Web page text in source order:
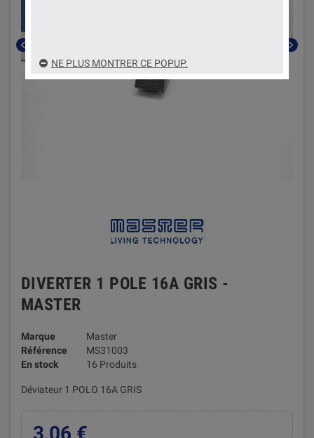
chevron_left chevron_right
DIVERTER 1 POLE 16A GRIS -
MASTER
Marque
Master
Référence
MS31003
En stock
16 Produits
Déviateur 1 POLO 16A GRIS
NE PLUS MONTRER CE POPUP.